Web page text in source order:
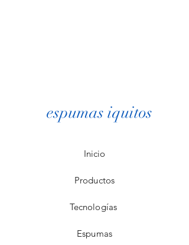
espumas iquitos
Inicio
Productos
Tecnologías
Espumas